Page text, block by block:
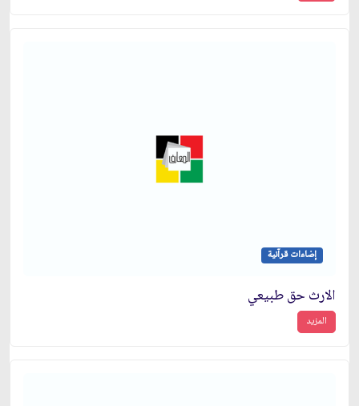
إضاءات قرآنية
الارث حق طبيعي
المزيد